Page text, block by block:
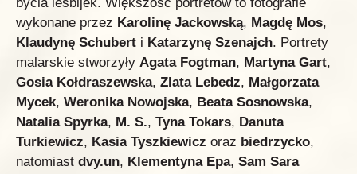
wykonane przez Karolinę Jackowską, Magdę Mos,
Klaudynę Schubert i Katarzynę Szenajch. Portrety
malarskie stworzyły Agata Fogtman, Martyna Gart,
Gosia Kołdraszewska, Zlata Lebedz, Małgorzata
Mycek, Weronika Nowojska, Beata Sosnowska,
Natalia Spyrka, M. S., Tyna Tokars, Danuta
Turkiewicz, Kasia Tyszkiewicz oraz biedrzycko,
natomiast dvy.un, Klementyna Epa, Sam Sara